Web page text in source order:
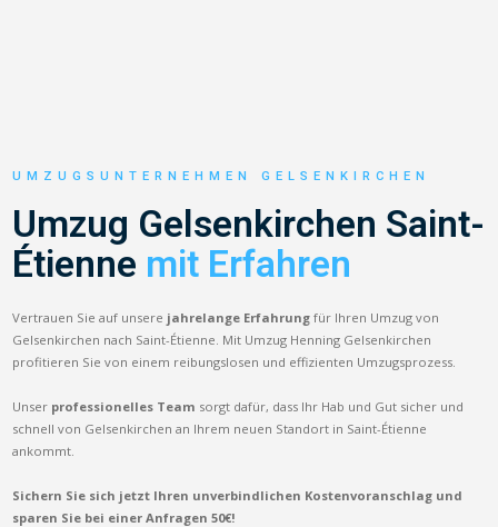
UMZUGSUNTERNEHMEN GELSENKIRCHEN
Umzug Gelsenkirchen Saint-
Étienne mit Erfahren
Vertrauen Sie auf unsere jahrelange Erfahrung für Ihren Umzug von
Gelsenkirchen nach Saint-Étienne. Mit Umzug Henning Gelsenkirchen
profitieren Sie von einem reibungslosen und effizienten Umzugsprozess.
Unser professionelles Team sorgt dafür, dass Ihr Hab und Gut sicher und
schnell von Gelsenkirchen an Ihrem neuen Standort in Saint-Étienne
ankommt.
Sichern Sie sich jetzt Ihren unverbindlichen Kostenvoranschlag und
sparen Sie bei einer Anfragen 50€!